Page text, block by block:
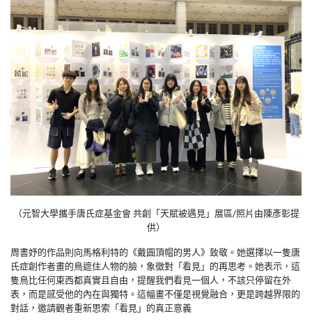
（元智大學攜手唐氏症基金會 共創「天賦被遇見」展區/照片由陳彥彰提
供）
周書妤的作品則向馬格利特的《戴圓頂帽的男人》致敬。她選擇以一隻唐
氏症創作者畫的鳥遮住人物的臉，象徵對「看見」的再思考。她表示，這
隻鳥比任何東西都真實且自由，提醒我們看見一個人，不該只停留在外
表，而是感受他的內在與獨特。這幅畫不僅是視覺融合，更是跨越界限的
對話，邀請觀者重新思索「看見」的真正意義